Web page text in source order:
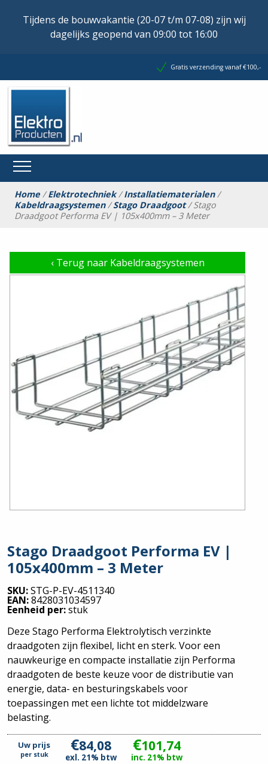
Tijdens de bouwvakantie (20-07 t/m 07-08) zijn wij
dagelijks geopend van 09:00 tot 16:00
Gratis verzending vanaf €100,-
Home/Elektrotechniek/Installatiematerialen/
Kabeldraagsystemen/Stago Draadgoot/ Stago
Draadgoot Performa EV | 105x400mm – 3 Meter
‹Terug naar Kabeldraagsystemen
Stago Draadgoot Performa EV |
105x400mm – 3 Meter
SKU:STG-P-EV-4511340
EAN:8428031034597
Eenheid per:stuk
Deze Stago Performa Elektrolytisch verzinkte
draadgoten zijn flexibel, licht en sterk. Voor een
nauwkeurige en compacte installatie zijn Performa
draadgoten de beste keuze voor de distributie van
energie, data- en besturingskabels voor
toepassingen met een lichte tot middelzware
belasting.
Uw prijs
per stuk €84,08
exl. 21% btw
€101,74
inc. 21% btw